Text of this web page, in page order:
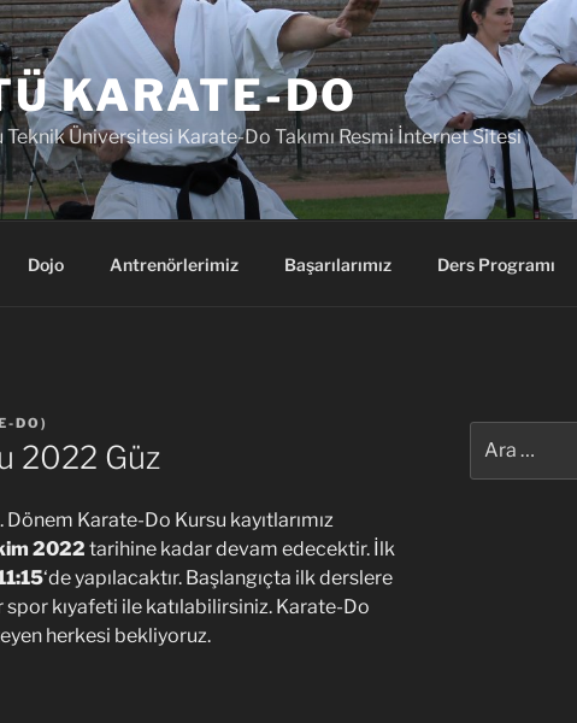
KARATE-DO
Teknik Üniversitesi Karate-Do Takımı Resmi İnternet Sitesi
Dojo Antrenörlerimiz Başarılarımız Ders Programı
DO )
2022 Güz
Karate-Do Kursu kayıtlarımız
2022 tarihine kadar devam edecektir. İlk
‘de yapılacaktır. Başlangıçta ilk derslere
kıyafeti ile katılabilirsiniz. Karate-Do
herkesi bekliyoruz.